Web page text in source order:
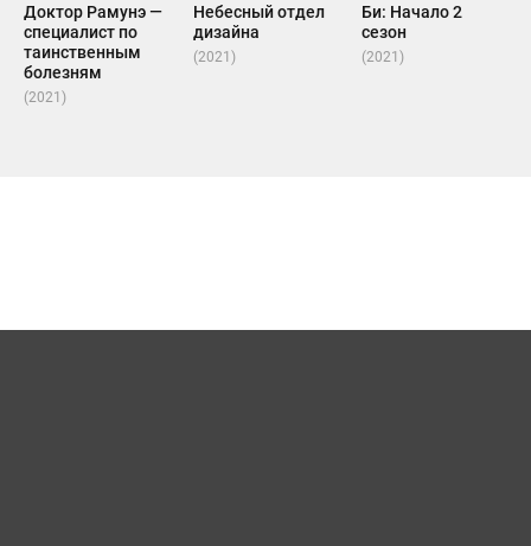
Доктор Рамунэ —
специалист по
таинственным
болезням
(2021)
Небесный отдел
дизайна
(2021)
Би: Начало 2
сезон
(2021)